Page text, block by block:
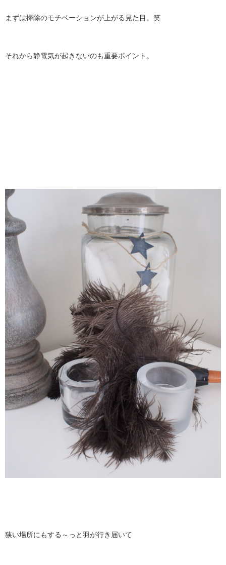
まずは掃除のモチベーションが上がる見た目。笑
それから静電気が起きないのも重要ポイント。
狭い場所にもする～っと羽が行き届いて